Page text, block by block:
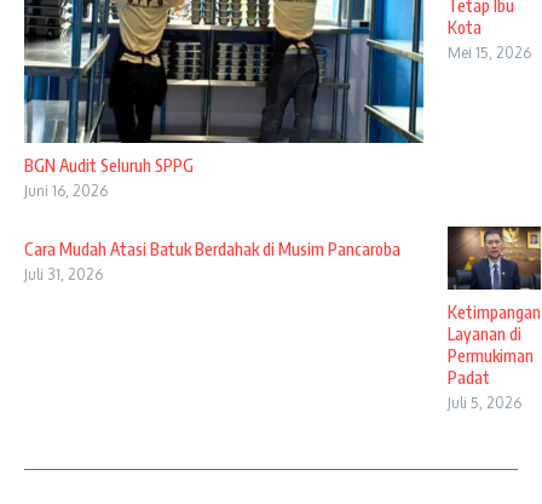
BGN Audit Seluruh SPPG
Juni 16, 2026
Tetap Ibu
Kota
Mei 15, 2026
Cara Mudah Atasi Batuk Berdahak di Musim Pancaroba
Juli 31, 2026
Ketimpangan
Layanan di
Permukiman
Padat
Juli 5, 2026